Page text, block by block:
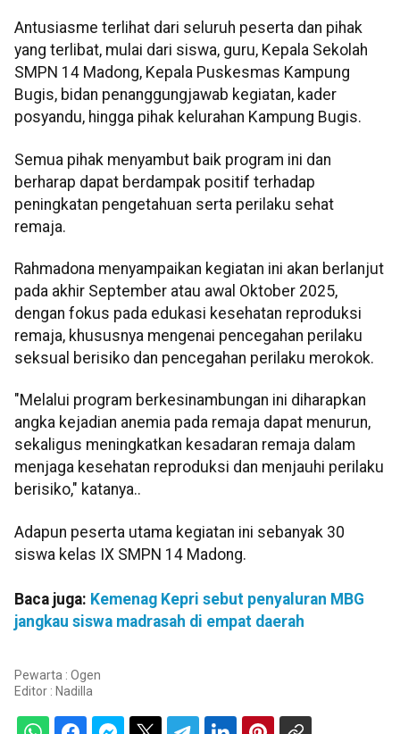
Antusiasme terlihat dari seluruh peserta dan pihak
yang terlibat, mulai dari siswa, guru, Kepala Sekolah
SMPN 14 Madong, Kepala Puskesmas Kampung
Bugis, bidan penanggungjawab kegiatan, kader
posyandu, hingga pihak kelurahan Kampung Bugis.
Semua pihak menyambut baik program ini dan
berharap dapat berdampak positif terhadap
peningkatan pengetahuan serta perilaku sehat
remaja.
Rahmadona menyampaikan kegiatan ini akan berlanjut
pada akhir September atau awal Oktober 2025,
dengan fokus pada edukasi kesehatan reproduksi
remaja, khususnya mengenai pencegahan perilaku
seksual berisiko dan pencegahan perilaku merokok.
"Melalui program berkesinambungan ini diharapkan
angka kejadian anemia pada remaja dapat menurun,
sekaligus meningkatkan kesadaran remaja dalam
menjaga kesehatan reproduksi dan menjauhi perilaku
berisiko," katanya..
Adapun peserta utama kegiatan ini sebanyak 30
siswa kelas IX SMPN 14 Madong.
Baca juga: Kemenag Kepri sebut penyaluran MBG
jangkau siswa madrasah di empat daerah
Pewarta : Ogen
Editor : Nadilla